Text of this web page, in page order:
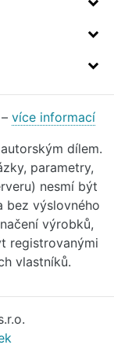
více informací
dílem.
parametry,
nesmí být
bez výslovného
výrobků,
registrovanými
vlastníků.